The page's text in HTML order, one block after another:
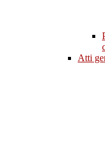
Atti